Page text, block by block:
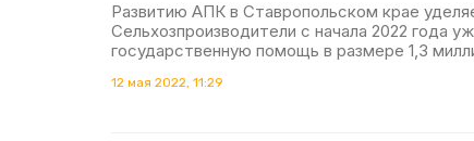
Развитию АПК в Ставропольском крае
Сельхозпроизводители с начала 2022 года
государственную помощь в размере 1,3
12 мая 2022, 11:29